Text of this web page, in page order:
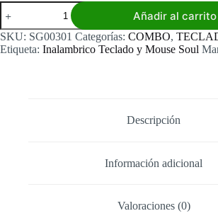
Kit
Teclado
+
Mouse
Inalámbricos
Añadir al carrito
SKU: SG00301 Categorías: COMBO,
Etiqueta: Inalambrico Teclado y Mouse Soul
Descripción
Información adicional
Valoraciones (0)